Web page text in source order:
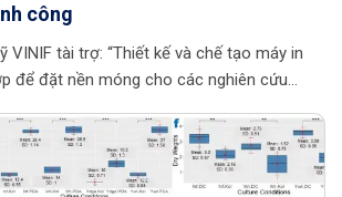
công
VINIF tài trợ: “Thiết kế và chế tạo máy in
để đặt nền móng cho các nghiên cứu
đồng chủ nhiệm và Đại học Bách khoa Hà
Hội đồng khoa học Quỹ VINIF nghiệm thu
niên gần đây, việc chế tạo các bộ phận